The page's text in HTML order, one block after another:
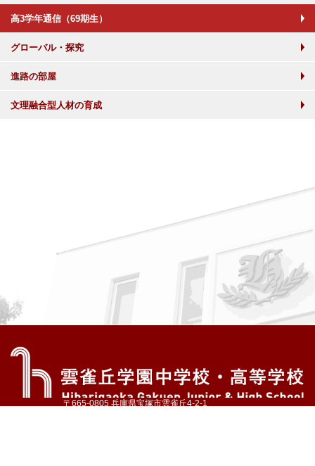
高3学年通信（69期生）
グローバル・探究
進路の部屋
文理融合型人材の育成
〒665-0805 兵庫県宝塚市雲雀丘4-2-1